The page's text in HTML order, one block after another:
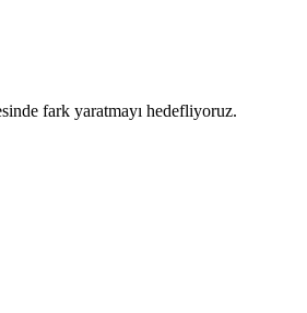
fark yaratmayı hedefliyoruz.